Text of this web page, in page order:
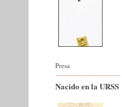
Presa
Nacido en la URSS